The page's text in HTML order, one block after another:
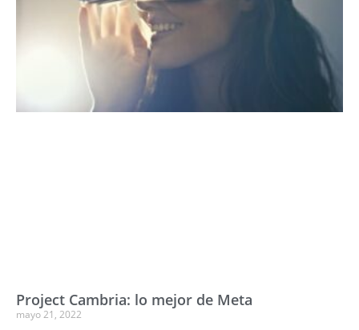
Project Cambria: lo mejor de Meta
mayo 21, 2022